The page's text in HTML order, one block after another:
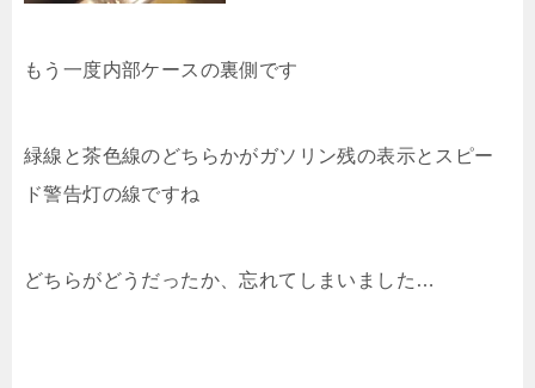
もう一度内部ケースの裏側です
緑線と茶色線のどちらかがガソリン残の表示とスピー
ド警告灯の線ですね
どちらがどうだったか、忘れてしまいました…